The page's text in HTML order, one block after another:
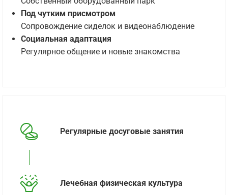
Под чутким присмотром
Сопровождение сиделок и видеонаблюдение
Социальная адаптация
Регулярное общение и новые знакомства
Регулярные досуговые занятия
Лечебная физическая культура